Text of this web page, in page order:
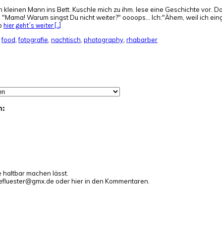
Mann ins Bett. Kuschle mich zu ihm. lese eine Geschichte vor.
"Mama! Warum singst Du nicht weiter?" oooops... Ich:"Ähem, weil ich
hier geht´s weiter [...]
food ,fotografie nachtisch photography rhabarber
machen lässt.
oder hier in den Kommentaren.